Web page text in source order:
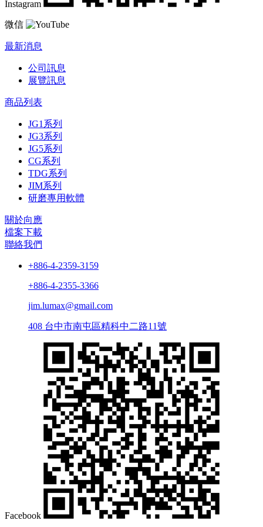
Instagram
微信
最新消息
公司訊息
展覽訊息
商品列表
JG1系列
JG3系列
JG5系列
CG系列
TDG系列
JIM系列
研磨專用軟體
關於向應
檔案下載
聯絡我們
+886-4-2359-3159
+886-4-2355-3366
jim.lumax@gmail.com
408 台中市南屯區精科中二路11號
Facebook